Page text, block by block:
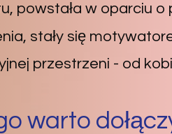
powstała w oparciu
stały się
przestrzeni - od
warto